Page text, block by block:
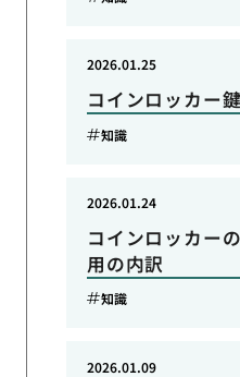
コインロッカー
2026.01.25
知識
コインロッカー
用の内訳
2026.01.24
知識
2026.01.09